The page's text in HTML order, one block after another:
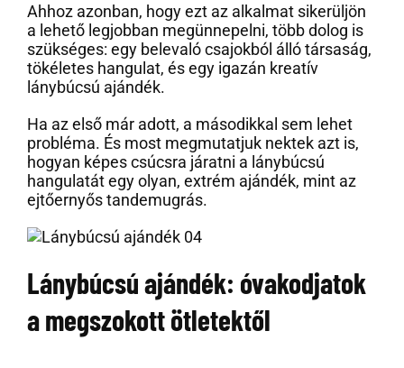
Ahhoz azonban, hogy ezt az alkalmat sikerüljön
a lehető legjobban megünnepelni, több dolog is
szükséges: egy belevaló csajokból álló társaság,
tökéletes hangulat, és egy igazán kreatív
lánybúcsú ajándék.
Ha az első már adott, a másodikkal sem lehet
probléma. És most megmutatjuk nektek azt is,
hogyan képes csúcsra járatni a lánybúcsú
hangulatát egy olyan, extrém ajándék, mint az
ejtőernyős tandemugrás.
Lánybúcsú ajándék: óvakodjatok
a megszokott ötletektől